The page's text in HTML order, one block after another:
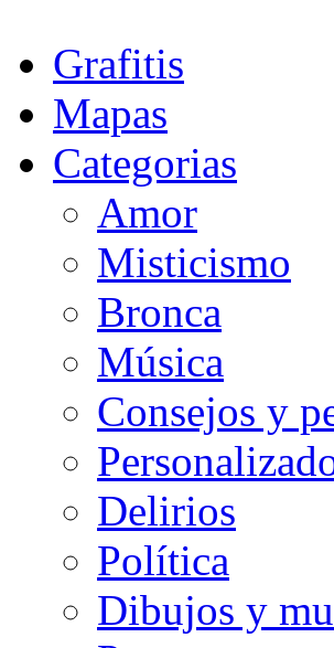
Grafitis
Mapas
Categorias
Amor
Misticismo
Bronca
Música
Consejos y
Delirios
Política
Dibujos y